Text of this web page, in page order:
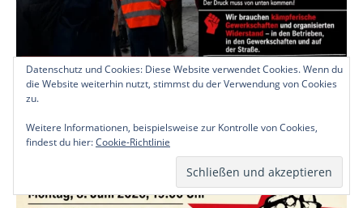
Datenschutz und Cookies: Diese Website verwendet Cookies. Wenn du
die Website weiterhin nutzt, stimmst du der Verwendung von Cookies
zu.
Weitere Informationen, beispielsweise zur Kontrolle von Cookies,
findest du hier:Cookie-Richtlinie